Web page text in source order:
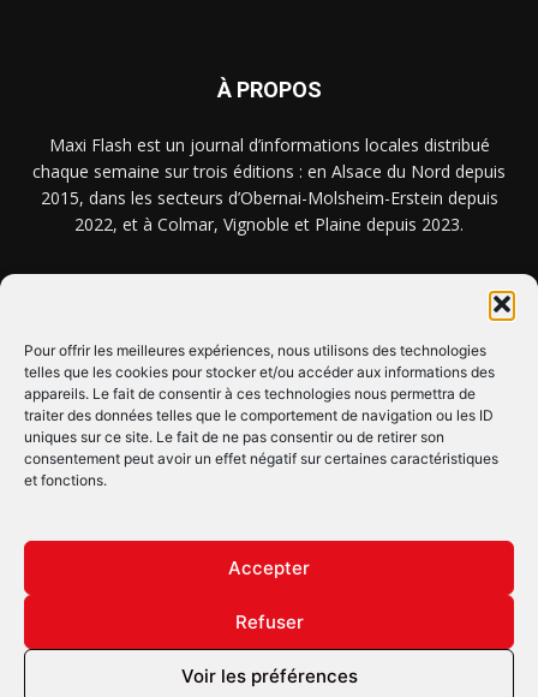
Pour offrir les meilleures expériences, nous utilisons des technologies
telles que les cookies pour stocker et/ou accéder aux informations des
appareils. Le fait de consentir à ces technologies nous permettra de
traiter des données telles que le comportement de navigation ou les ID
uniques sur ce site. Le fait de ne pas consentir ou de retirer son
consentement peut avoir un effet négatif sur certaines caractéristiques
et fonctions.
Accepter
Refuser
Voir les préférences
À PROPOS
Maxi Flash est un journal d’informations locales distribué
chaque semaine sur trois éditions : en Alsace du Nord depuis
2015, dans les secteurs d’Obernai-Molsheim-Erstein depuis
2022, et à Colmar, Vignoble et Plaine depuis 2023.
CLIQUEZ ICI !
SUIVEZ-NOUS !
© Copyright © 2022 Maxi Flash